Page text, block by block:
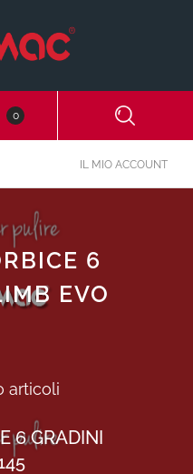
0
IL MIO ACCOUNT
6
EVO
articoli
6 GRADINI